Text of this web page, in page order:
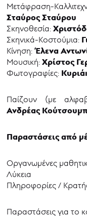
Μετάφραση-
Σταύρος Σταύρου
Σκηνοθεσία:
Σκηνικά-Κοστούμια:
Κίνηση:Έλενα
Μουσική:Χρίστος
Φωτογραφίες:
Παίζουν (με
Ανδρέας
Παραστάσεις από
Οργανωμένες
Λύκεια
Πληροφορίες /
Παραστάσεις για το